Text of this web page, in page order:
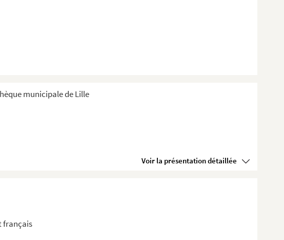
municipale de Lille
Voir la présentation détaillée
français